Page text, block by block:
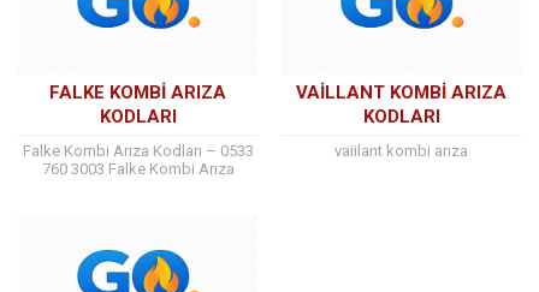
FALKE KOMBI ARIZA
KODLARI
Falke Kombi Arıza Kodları – 0533
760 3003 Falke Kombi Arıza
VAILLANT KOMBI ARIZA
KODLARI
vaiilant kombi arıza